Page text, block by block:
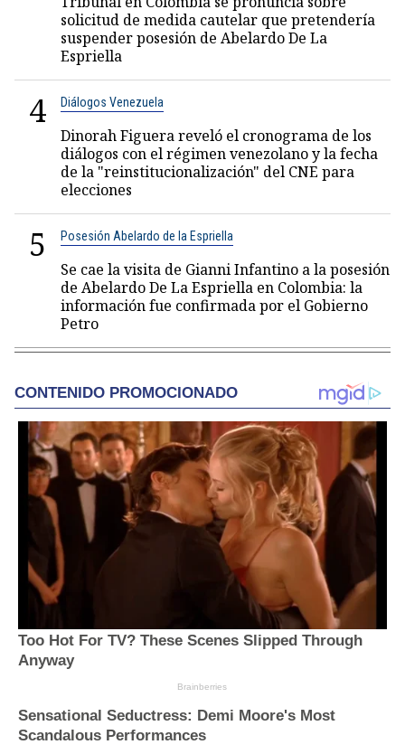
solicitud de medida cautelar que pretendería
suspender posesión de Abelardo De La
Espriella
4 Diálogos Venezuela
Dinorah Figuera reveló el cronograma de los
diálogos con el régimen venezolano y la fecha
de la "reinstitucionalización" del CNE para
elecciones
5 Posesión Abelardo de la Espriella
Se cae la visita de Gianni Infantino a la posesión
de Abelardo De La Espriella en Colombia: la
información fue confirmada por el Gobierno
Petro